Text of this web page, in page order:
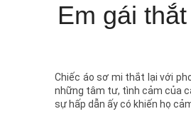
Em gái
Chiếc áo sơ mi thắt lại với
những tâm tư, tình cảm của
sự hấp dẫn ấy có khiến họ